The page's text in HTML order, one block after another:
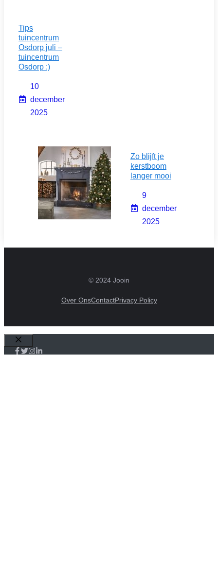
Tips
tuincentrum
Osdorp juli –
tuincentrum
Osdorp :)
10
december
2025
Zo blijft je
kerstboom
langer mooi
9
december
2025
© 2024 Jooin
Over OnsContactPrivacy Policy
Sluiten